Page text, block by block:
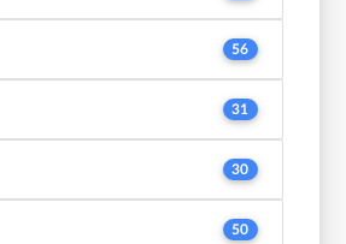
56
31
30
50